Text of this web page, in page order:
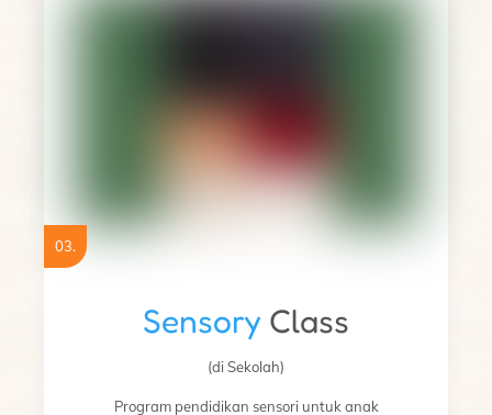
03.
Sensory Class
(di Sekolah)
Program pendidikan sensori untuk anak